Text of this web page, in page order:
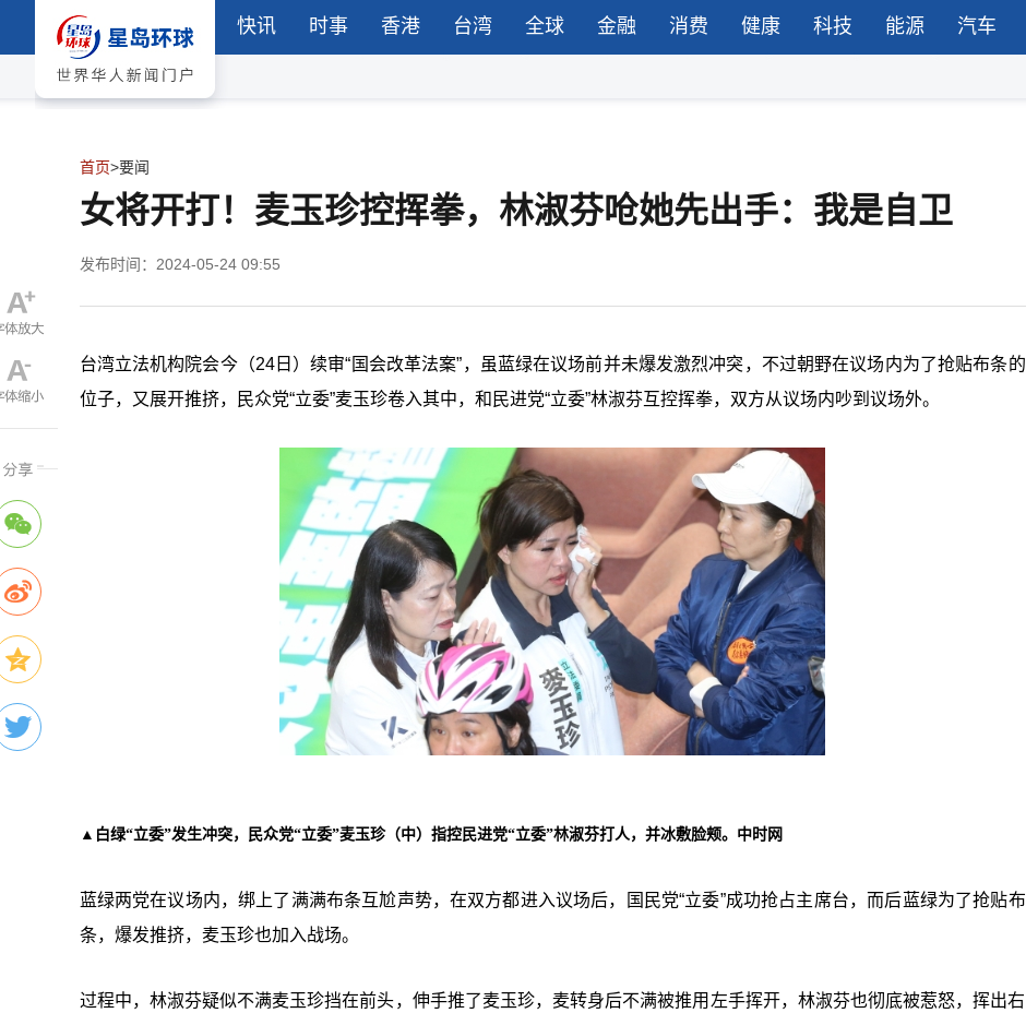
快讯 时事 香港 台湾 全球 金融 消费 健康 科技 能源 汽车
首页>要闻
女将开打！麦玉珍控挥拳，林淑芬呛她先出手：我是自卫
发布时间：2024-05-24 09:55
台湾立法机构院会今（24日）续审“ 国会改革法案”，虽蓝绿在议场前并未爆发激烈冲突，不过朝野在议场内为了抢贴布条的
位子，又展开推挤，民众党“立委”麦玉珍卷入其中，和民进党“立委”林淑芬互控挥拳，双方从议场内吵到议场外。
▲白绿“立委”发生冲突，民众党“立委”麦玉珍（中）指控民进党“立委”林淑芬打人，并冰敷脸颊。中时网
蓝绿两党在议场内，绑上了满满布条互尬声势，在双方都进入议场后，国民党“立委”成功抢占主席台，而后蓝绿为了抢贴布
条，爆发推挤，麦玉珍也加入战场。
过程中，林淑芬疑似不满麦玉珍挡在前头，伸手推了麦玉珍，麦转身后不满被推用左手挥开，林淑芬也彻底被惹怒，挥出右